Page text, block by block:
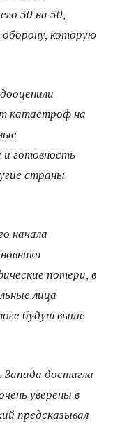
50 на 50,
которую
катастроф на
готовность
страны
начала
потери, в
лица
будут выше
достигла
уверены в
предсказывал